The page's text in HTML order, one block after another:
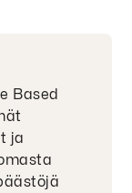
Based
ja